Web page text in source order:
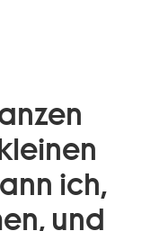
ich,
und